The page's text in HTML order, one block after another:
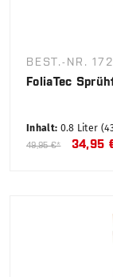
BEST.-NR.
FoliaTec
Inhalt: 0.8 Liter
49,95 €* 34,95